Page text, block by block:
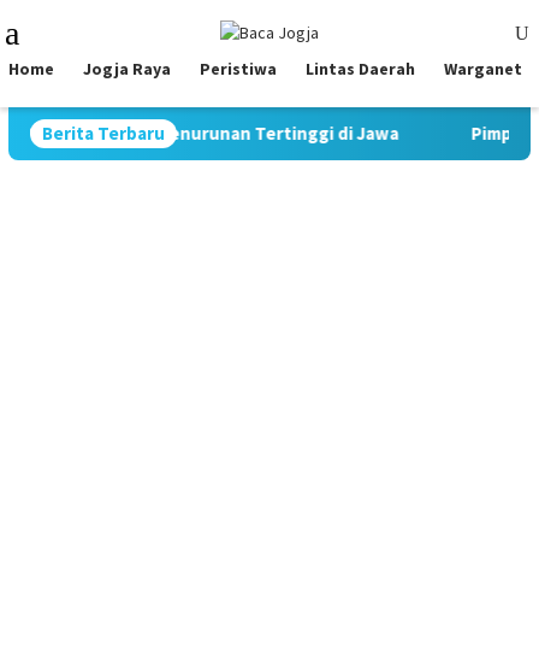
to
content
Menu
Home Jogja Raya Peristiwa Lintas Daerah Warganet
Berita Terbaru
Penurunan Tertinggi di Jawa Pimpin Strategi